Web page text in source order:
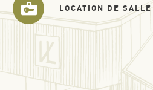
LOCATION DE SALLE